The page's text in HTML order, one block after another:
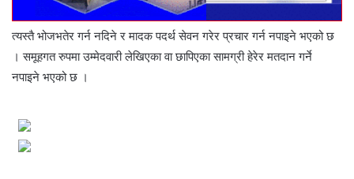
त्यस्तै भोजभतेर गर्न नदिने र मादक पदर्थ सेवन गरेर प्रचार गर्न नपाइने भएको छ
। समूहगत रुपमा उम्मेदवारी लेखिएका वा छापिएका सामग्री हेरेर मतदान गर्ने
नपाइने भएको छ ।